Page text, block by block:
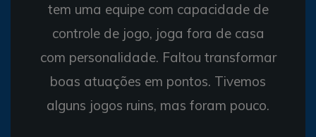
tem uma equipe com capacidade de
controle de jogo, joga fora de casa
com personalidade. Faltou transformar
boas atuações em pontos. Tivemos
alguns jogos ruins, mas foram pouco.